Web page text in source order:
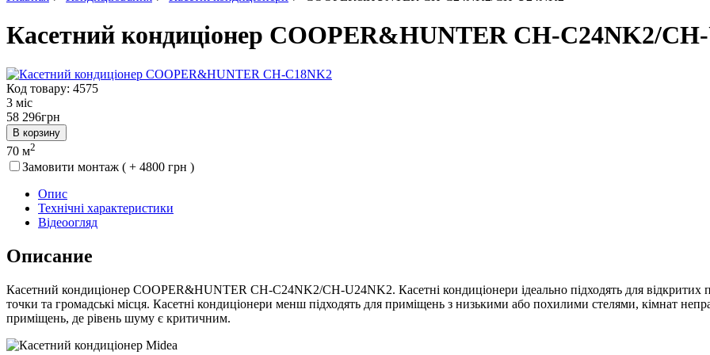
Касетний кондиціонер COOPER&HUNTER CH-C24NK2/
Код товару: 4575
3 міс
58 296грн
В корзину
70 м2
Замовити монтаж ( + 4800 грн )
Опис
Технічні характеристики
Відеоогляд
Описание
Касетний кондиціонер COOPER&HUNTER CH-C24NK2/CH-U24NK2. Касетні кондиціонери ідеально підходять для відкритих
точки та громадські місця. Касетні кондиціонери менш підходять для приміщень з низькими або похилими стелями, кімнат
приміщень, де рівень шуму є критичним.